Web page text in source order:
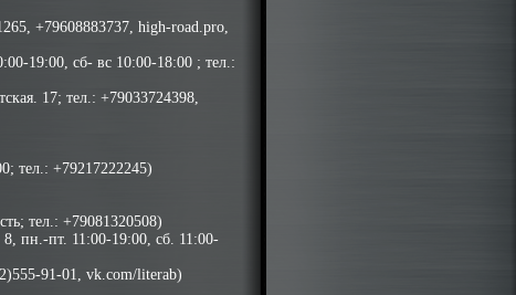
+79608883737, high-road.pro,
19:00, сб- вс 10:00-18:00 ; тел.:
17; тел.: +79033724398,
тел.: +79217222245)
тел.: +79081320508)
пн.-пт. 11:00-19:00, сб. 11:00-
91-01, vk.com/literab)